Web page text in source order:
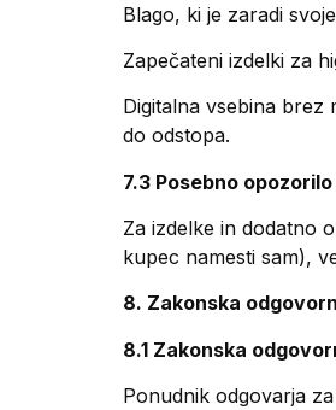
Blago, ki je zaradi
Zapečateni izdelki za
Digitalna vsebina brez
do odstopa.
7.3 Posebno opozorilo
Za izdelke in dodatno
kupec namesti sam),
8. Zakonska
8.1 Zakonska
Ponudnik odgovarja